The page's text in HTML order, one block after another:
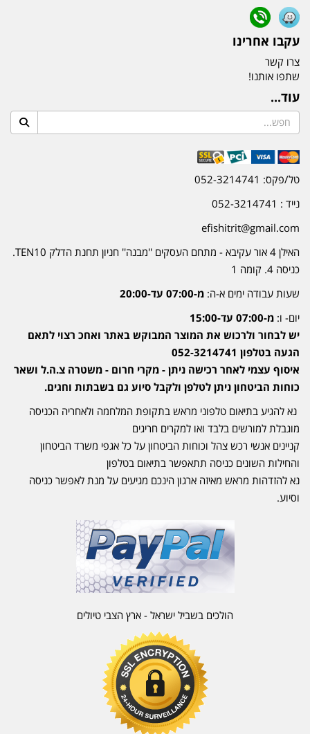
עקבו אחרינו
צרו קשר
שתפו אותנו!
עוד...
טל/פקס: 052-3214741
נייד : 052-3214741
efishitrit@gmail.com
האילן 4 אור עקיבא - מתחם העסקים ''מבנה'' חניון תחנת הדלק TEN10.
כניסה 4. קומה 1
שעות עבודה ימים א-ה: מ-07:00 עד-20:00
יום- ו: מ-07:00 עד-15:00
יש לבחור ולרכוש את המוצר המבוקש באתר ואחכ רצוי לתאם
הגעה בטלפון 052-3214741
איסוף עצמי לאחר רכישה ניתן - מקרי חרום - משטרה צ.ה.ל ושאר
כוחות הביטחון ניתן לטלפן ולקבל סיוע גם בשבתות וחגים.
נא להגיע בתיאום טלפוני מראש בתקופת המלחמה ולאחריה הכניסה
מוגבלת למורשים בלבד ואו למקרים חריגים
קניינים אנשי רכש צהל וכוחות הביטחון על כל אגפי משרד הביטחון
והחילות השונים כניסה תתאפשר בתיאום בטלפון
נא להזדהות מראש מאיזה ארגון הינכם מגיעים על מנת לאפשר כניסה
וסיוע.
הולכים בשביל ישראל - ארץ הצבי טיולים